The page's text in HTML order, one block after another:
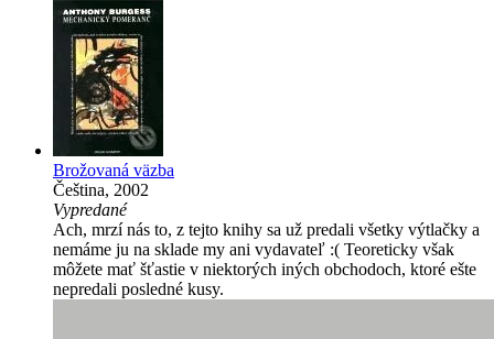
Brožovaná väzba
Čeština, 2002
Vypredané
Ach, mrzí nás to, z tejto knihy sa už predali všetky výtlačky a
nemáme ju na sklade my ani vydavateľ :( Teoreticky však
môžete mať šťastie v niektorých iných obchodoch, ktoré ešte
nepredali posledné kusy.